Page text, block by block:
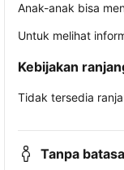
Anak-anak bisa
Untuk melihat
Kebijakan
Tidak tersedia
Tanpa